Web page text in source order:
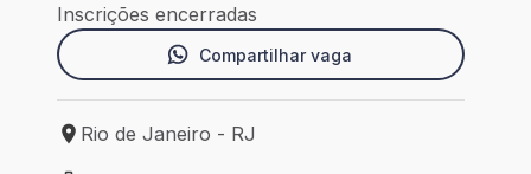
Inscrições encerradas
Compartilhar vaga
Local de trabalho: Rio de Janeiro - RJ
Rio de Janeiro - RJ